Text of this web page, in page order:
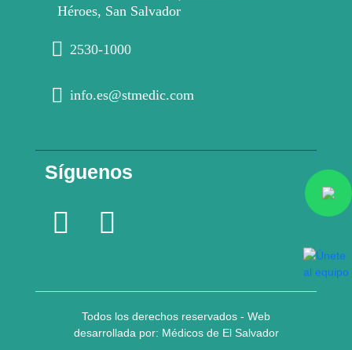
Héroes, San Salvador
2530-1000
info.es@stmedic.com
Síguenos
Todos los derechos reservados - Web
desarrollada por: Médicos de El Salvador